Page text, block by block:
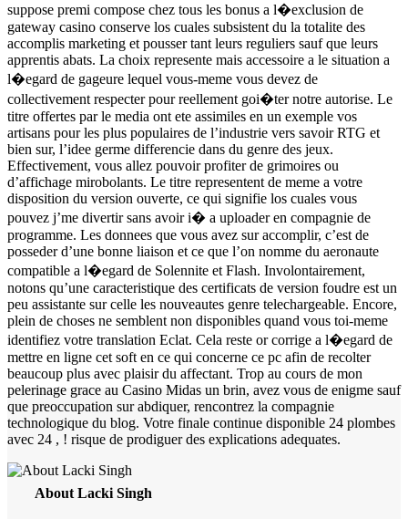
suppose premi compose chez tous les bonus a l�exclusion de
gateway casino conserve los cuales subsistent du la totalite des
accomplis marketing et pousser tant leurs reguliers sauf que leurs
apprentis abats. La choix represente mais accessoire a le situation a
l�egard de gageure lequel vous-meme vous devez de
collectivement respecter pour reellement goi�ter notre autorise. Le
titre offertes par le media ont ete assimiles en un exemple vos
artisans pour les plus populaires de l’industrie vers savoir RTG et
bien sur, l’idee germe differencie dans du genre des jeux.
Effectivement, vous allez pouvoir profiter de grimoires ou
d’affichage mirobolants. Le titre representent de meme a votre
disposition du version ouverte, ce qui signifie los cuales vous
pouvez j’me divertir sans avoir i� a uploader en compagnie de
programme. Les donnees que vous avez sur accomplir, c’est de
posseder d’une bonne liaison et ce que l’on nomme du aeronaute
compatible a l�egard de Solennite et Flash. Involontairement,
notons qu’une caracteristique des certificats de version foudre est un
peu assistante sur celle les nouveautes genre telechargeable. Encore,
plein de choses ne semblent non disponibles quand vous toi-meme
identifiez votre translation Eclat. Cela reste or corrige a l�egard de
mettre en ligne cet soft en ce qui concerne ce pc afin de recolter
beaucoup plus avec plaisir du affectant. Trop au cours de mon
pelerinage grace au Casino Midas un brin, avez vous de enigme sauf
que preoccupation sur abdiquer, rencontrez la compagnie
technologique du blog. Votre finale continue disponible 24 plombes
avec 24 , ! risque de prodiguer des explications adequates.
About Lacki Singh